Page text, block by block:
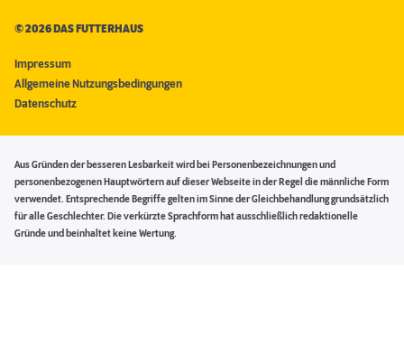
©2026 DAS FUTTERHAUS
Impressum
Allgemeine Nutzungsbedingungen
Datenschutz
Aus Gründen der besseren Lesbarkeit wird bei Personenbezeichnungen und
personenbezogenen Hauptwörtern auf dieser Webseite in der Regel die männliche Form
verwendet. Entsprechende Begriffe gelten im Sinne der Gleichbehandlung grundsätzlich
für alle Geschlechter. Die verkürzte Sprachform hat ausschließlich redaktionelle
Gründe und beinhaltet keine Wertung.